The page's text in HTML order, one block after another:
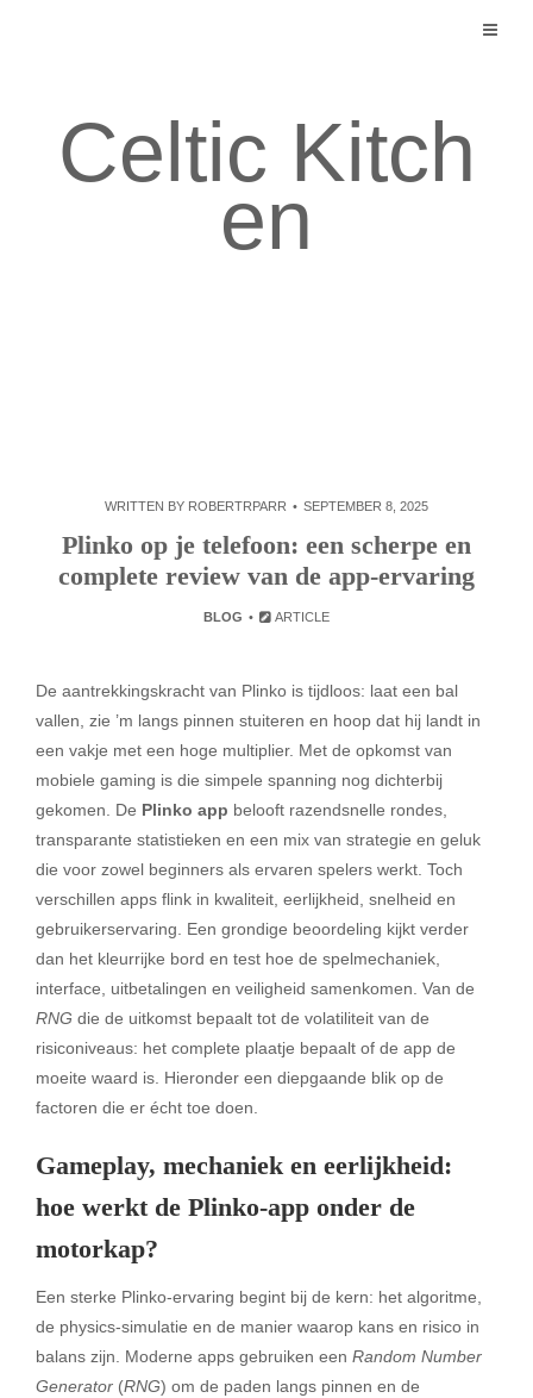
Celtic Kitch
en
WRITTEN BY ROBERTRPARR SEPTEMBER 8, 2025
Plinko op je telefoon: een scherpe en
complete review van de app-ervaring
BLOG ARTICLE
De aantrekkingskracht van Plinko is tijdloos: laat een bal
vallen, zie ’m langs pinnen stuiteren en hoop dat hij landt in
een vakje met een hoge multiplier. Met de opkomst van
mobiele gaming is die simpele spanning nog dichterbij
gekomen. De Plinko app belooft razendsnelle rondes,
transparante statistieken en een mix van strategie en geluk
die voor zowel beginners als ervaren spelers werkt. Toch
verschillen apps flink in kwaliteit, eerlijkheid, snelheid en
gebruikerservaring. Een grondige beoordeling kijkt verder
dan het kleurrijke bord en test hoe de spelmechaniek,
interface, uitbetalingen en veiligheid samenkomen. Van de
RNG die de uitkomst bepaalt tot de volatiliteit van de
risiconiveaus: het complete plaatje bepaalt of de app de
moeite waard is. Hieronder een diepgaande blik op de
factoren die er écht toe doen.
Gameplay, mechaniek en eerlijkheid:
hoe werkt de Plinko-app onder de
motorkap?
Een sterke Plinko-ervaring begint bij de kern: het algoritme,
de physics-simulatie en de manier waarop kans en risico in
balans zijn. Moderne apps gebruiken een Random Number
Generator (RNG) om de paden langs pinnen en de